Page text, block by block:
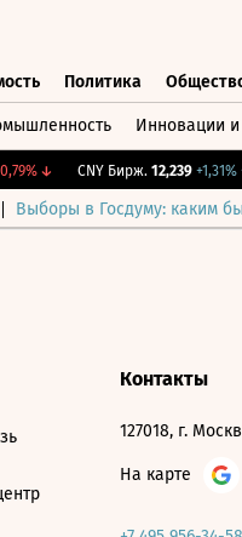
Политика
Инновации и
↓ CNY Бирж. 12,239 +1,31%↑
Выборы в Госдуму: каким
Контакты
127018, г.
На карте